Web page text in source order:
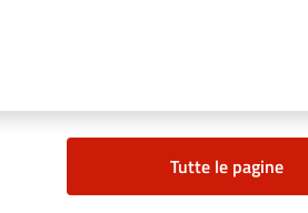
Tutte le pagine